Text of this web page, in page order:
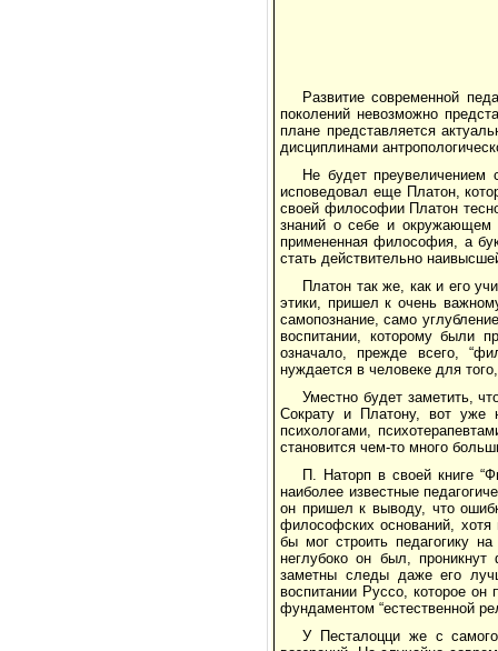
Развитие современной
поколений невозможно
плане представляется
дисциплинами
Не будет преувеличением
исповедовал еще Платон,
своей философии Платон
знаний о себе и окружающем
примененная философия, а
стать действительно
Платон так же, как и его
этики, пришел к очень
самопознание, само
воспитании, которому были
означало, прежде всего,
нуждается в человеке для
Уместно будет заметить,
Сократу и Платону, вот уже
психологами,
становится чем-то много
П. Наторп в своей книге
наиболее известные
он пришел к выводу, что
философских оснований, хотя
бы мог строить педагогику
неглубоко он был,
заметны следы даже его
воспитании Руссо, которое
фундаментом “естественной
У Песталоцци же с